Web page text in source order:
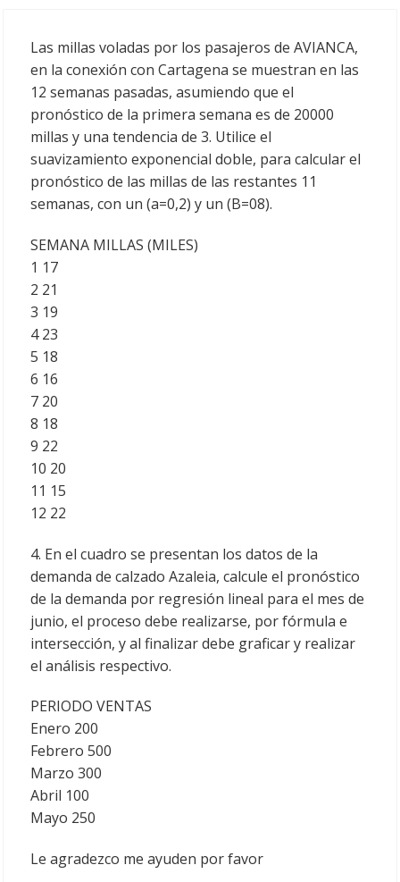
Las millas voladas por los pasajeros de AVIANCA,
en la conexión con Cartagena se muestran en las
12 semanas pasadas, asumiendo que el
pronóstico de la primera semana es de 20000
millas y una tendencia de 3. Utilice el
suavizamiento exponencial doble, para calcular el
pronóstico de las millas de las restantes 11
semanas, con un (a=0,2) y un (B=08).
SEMANA MILLAS (MILES)
1 17
2 21
3 19
4 23
5 18
6 16
7 20
8 18
9 22
10 20
11 15
12 22
4. En el cuadro se presentan los datos de la
demanda de calzado Azaleia, calcule el pronóstico
de la demanda por regresión lineal para el mes de
junio, el proceso debe realizarse, por fórmula e
intersección, y al finalizar debe graficar y realizar
el análisis respectivo.
PERIODO VENTAS
Enero 200
Febrero 500
Marzo 300
Abril 100
Mayo 250
Le agradezco me ayuden por favor